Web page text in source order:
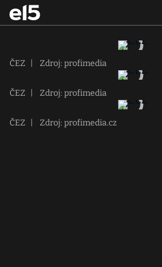
ČEZ Zdroj: profimedia
ČEZ Zdroj: profimedia
ČEZ Zdroj: profimedia.cz